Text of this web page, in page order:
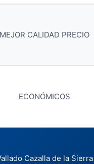
MEJOR CALIDAD PRECIO
ECONÓMICOS
Cazalla de la Sierra